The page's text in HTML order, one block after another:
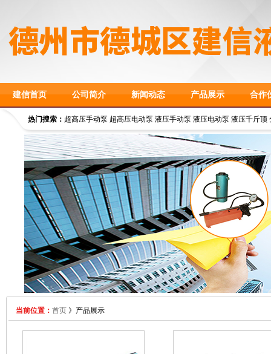
建信首页 公司简介 新闻动态 产品展示 合作
热门搜索： 超高压手动泵 超高压电动泵 液压手动泵 液压电动泵 液压千斤顶
当前位置： 首页 》产品展示